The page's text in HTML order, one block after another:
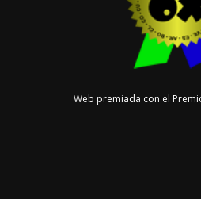
Web premiada con el